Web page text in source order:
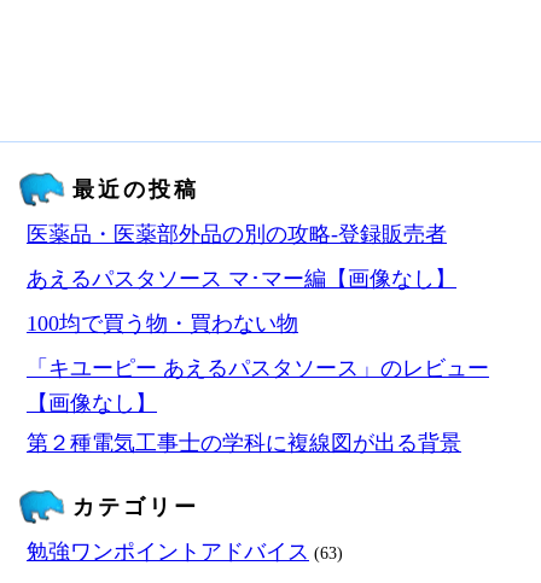
最近の投稿
医薬品・医薬部外品の別の攻略‐登録販売者
あえるパスタソース マ･マー編【画像なし】
100均で買う物・買わない物
「キユーピー あえるパスタソース」のレビュー
【画像なし】
第２種電気工事士の学科に複線図が出る背景
カテゴリー
勉強ワンポイントアドバイス (63)